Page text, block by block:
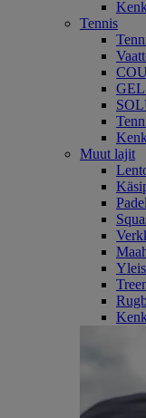
Tennis
Muut lajit
Padel